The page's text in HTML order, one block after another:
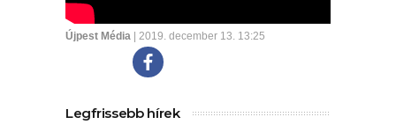
Újpest Média | 2019. december 13. 13:25
Legfrissebb hírek